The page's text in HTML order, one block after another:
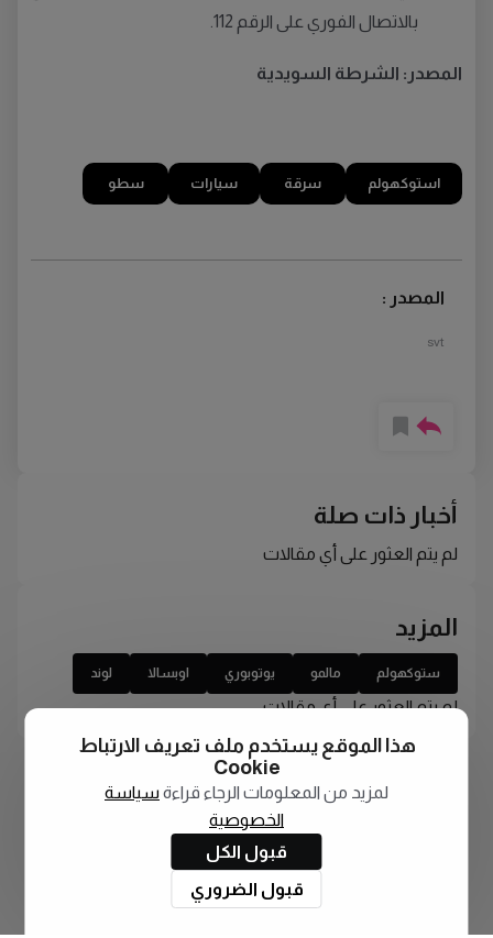
بالاتصال الفوري على الرقم 112.
المصدر: الشرطة السويدية
استوكهولم سرقة سيارات سطو
المصدر :
svt
أخبار ذات صلة
لم يتم العثور على أي مقالات
المزيد
ستوكهولم مالمو يوتوبوري اوبسالا لوند
لم يتم العثور على أي مقالات
هذا الموقع يستخدم ملف تعريف الارتباط
Cookie
لمزيد من المعلومات الرجاء قراءة سياسة
الخصوصية
قبول الكل
قبول الضروري